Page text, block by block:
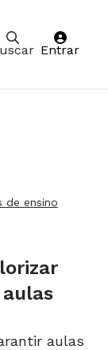
Entrar
de ensino
aulas